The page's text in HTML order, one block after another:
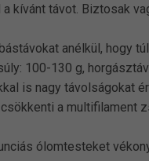
kívánt távot. Biztosak
anélkül, hogy
100-130 g,
is nagy távolságokat
a multifilament
ólomtesteket